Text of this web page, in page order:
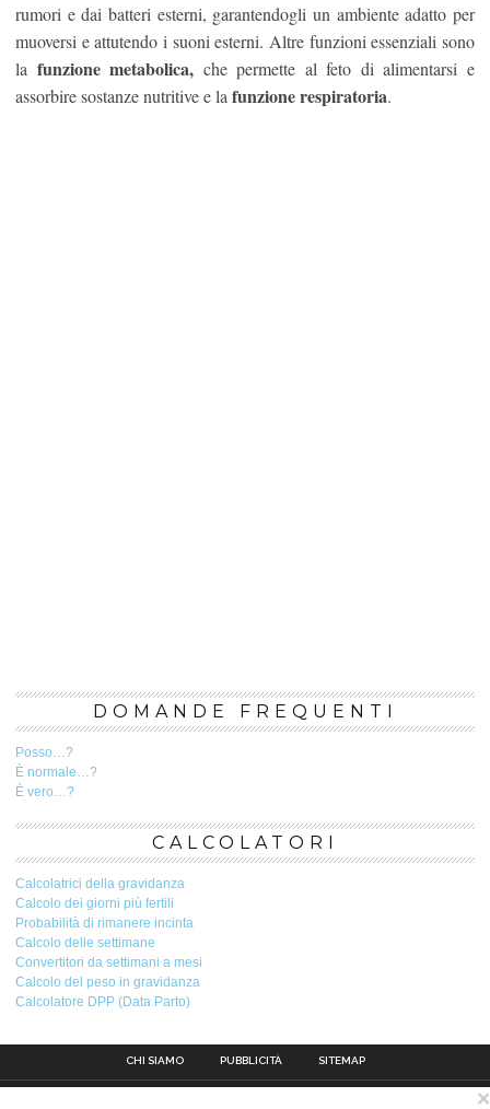
rumori e dai batteri esterni, garantendogli un ambiente adatto per
muoversi e attutendo i suoni esterni. Altre funzioni essenziali sono
la funzione metabolica, che permette al feto di alimentarsi e
assorbire sostanze nutritive e la funzione respiratoria.
DOMANDE FREQUENTI
Posso…?
È normale…?
È vero…?
CALCOLATORI
Calcolatrici della gravidanza
Calcolo dei giorni più fertili
Probabilità di rimanere incinta
Calcolo delle settimane
Convertitori da settimani a mesi
Calcolo del peso in gravidanza
Calcolatore DPP (Data Parto)
CHI SIAMO PUBBLICITÀ SITEMAP
×